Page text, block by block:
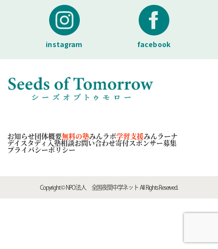
instagram facebook
お知らせ団体概要無料の塾みんラボ学習支援みんラーナ
デイスタディ 入塾相談お問い合わせ寄付スポンサー募集
プライバシーポリシー
Copyright © NPO法人 全国夜間中学ネット All Rights Reserved.